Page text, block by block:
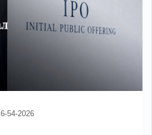
6-54-2026